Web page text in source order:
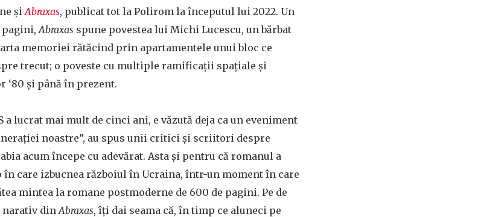
șiAbraxas, publicat tot la Polirom la începutul lui 2022. Un
pagini,Abraxas spune povestea lui Michi Lucescu, un bărbat
memoriei rătăcind prin apartamentele unui bloc ce
trecut; o poveste cu multiple ramificații spațiale și
și până în prezent.
a lucrat mai mult de cinci ani, e văzută deja ca un eveniment
noastre”, au spus unii critici și scriitori despre
acum începe cu adevărat. Asta și pentru că romanul a
care izbucnea războiul în Ucraina, într-un moment în care
mintea la romane postmoderne de 600 de pagini. Pe de
narativ dinAbraxas, îți dai seama că, în timp ce aluneci pe